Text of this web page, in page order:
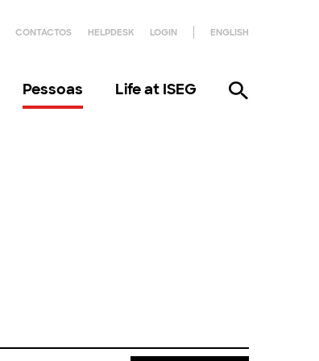
CONTACTOS HELPDESK LOGIN ENGLISH
Pessoas Life at ISEG